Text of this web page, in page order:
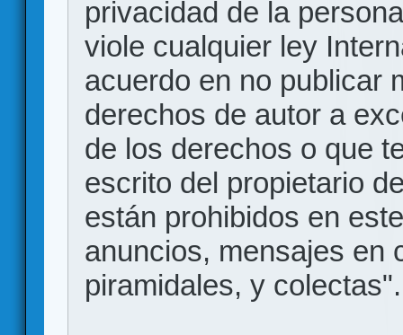
privacidad de la
viole cualquier ley
acuerdo en no publicar
derechos de autor a
de los derechos o que
escrito del propietario
están prohibidos en
anuncios, mensajes en
piramidales, y colectas".